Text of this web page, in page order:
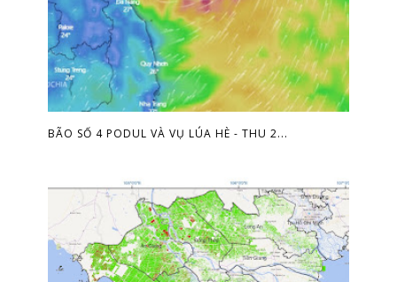
BÃO SỐ 4 PODUL VÀ VỤ LÚA HÈ - THU 2...